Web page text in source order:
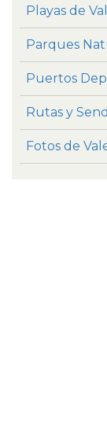
Playas de
Parques
Puertos
Rutas y
Fotos de